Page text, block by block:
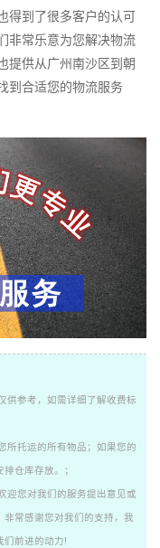
得到了很多客户的认可
非常乐意为您解决物流
提供从广州南沙区到朝
到合适您的物流服务
供参考，如需详细了解收费标
所托运的所有物品；如果您的
仓库存放。；
迎您对我们的服务提出意见或
常感谢您对我们的支持，我
们前进的动力!